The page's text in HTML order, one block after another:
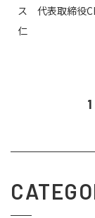
ス 代表取締役
仁
1